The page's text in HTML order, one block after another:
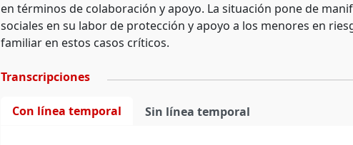
en términos de colaboración y apoyo. La situación pone de
sociales en su labor de protección y apoyo a los menores en
familiar en estos casos críticos.
Transcripciones
Con línea temporal Sin línea temporal